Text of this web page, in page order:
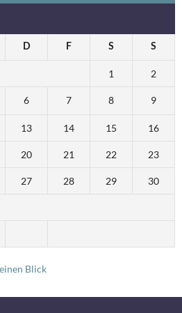
D F S S
1 2
6 7 8 9
13 14 15 16
20 21 22 23
27 28 29 30
Blick